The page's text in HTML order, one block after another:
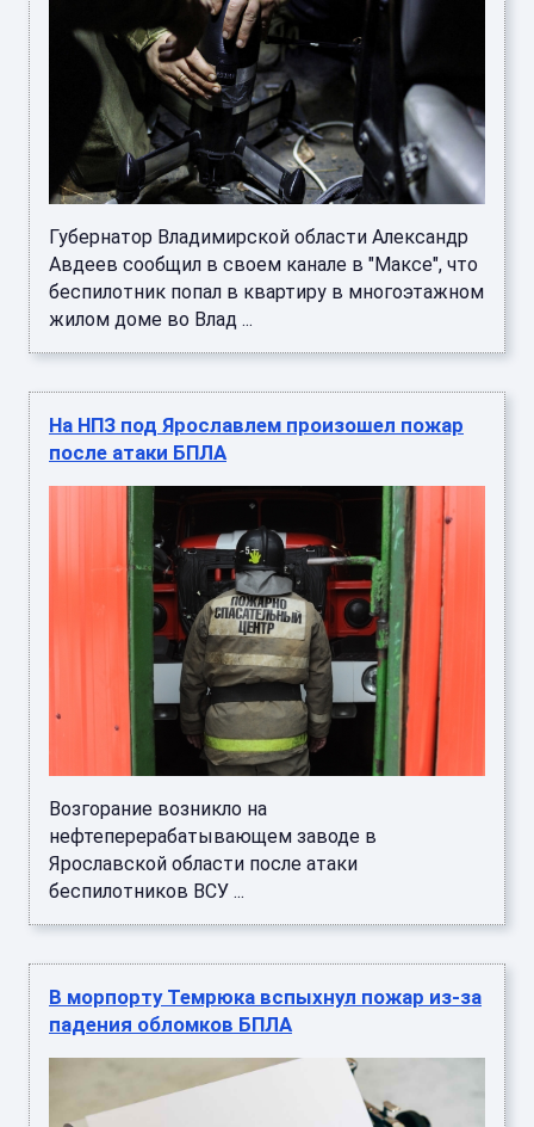
Губернатор Владимирской области Александр
Авдеев сообщил в своем канале в "Максе", что
беспилотник попал в квартиру в многоэтажном
жилом доме во Влад ...
На НПЗ под Ярославлем произошел пожар
после атаки БПЛА
Возгорание возникло на
нефтеперерабатывающем заводе в
Ярославской области после атаки
беспилотников ВСУ ...
В морпорту Темрюка вспыхнул пожар из-за
падения обломков БПЛА